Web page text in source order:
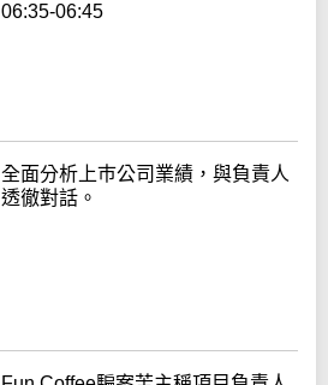
06:35-06:45
全面分析上巿公司業績，與負責人
透徹對話。